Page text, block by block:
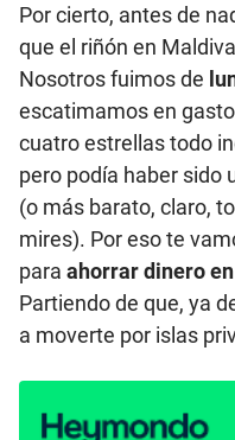
Por cierto, antes de
que el riñón en
Nosotros fuimos de
escatimamos en
cuatro estrellas todo
pero podía haber sido
(o más barato, claro,
mires). Por eso te
para ahorrar dinero
Partiendo de que, ya
a moverte por islas